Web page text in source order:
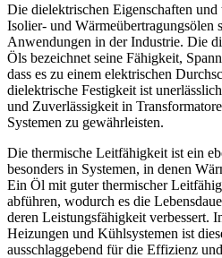
Die dielektrischen Eigenschaften
Isolier- und Wärmeübertragungsölen
Anwendungen in der Industrie. Die
Öls bezeichnet seine Fähigkeit,
dass es zu einem elektrischen
dielektrische Festigkeit ist
und Zuverlässigkeit in
Systemen zu gewährleisten.
Die thermische Leitfähigkeit ist ein
besonders in Systemen, in denen
Ein Öl mit guter thermischer
abführen, wodurch es die
deren Leistungsfähigkeit verbessert.
Heizungen und Kühlsystemen ist
ausschlaggebend für die Effizienz